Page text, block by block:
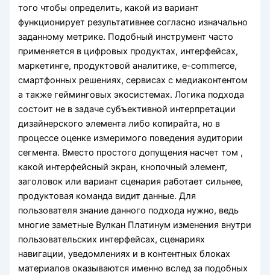
того чтобы определить, какой из вариант
функционирует результативнее согласно изначально
заданному метрике. Подобный инструмент часто
применяется в цифровых продуктах, интерфейсах,
маркетинге, продуктовой аналитике, e-commerce,
смартфонных решениях, сервисах с медиаконтентом
а также гейминговых экосистемах. Логика подхода
состоит не в задаче субъективной интерпретации
дизайнерского элемента либо копирайта, но в
процессе оценке измеримого поведения аудитории
сегмента. Вместо простого допущения насчет том ,
какой интерфейсный экран, кнопочный элемент,
заголовок или вариант сценария работает сильнее,
продуктовая команда видит данные. Для
пользователя знание данного подхода нужно, ведь
многие заметные Вулкан Платинум изменения внутри
пользовательских интерфейсах, сценариях
навигации, уведомлениях и в контентных блоках
материалов оказываются именно вслед за подобных